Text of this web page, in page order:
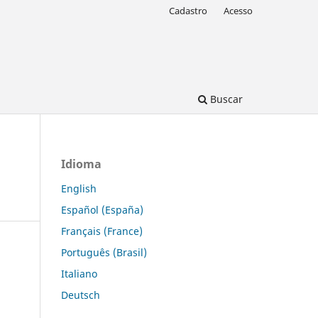
Buscar
Cadastro Acesso
Idioma
English
Español (España)
Français (France)
Português (Brasil)
Italiano
Deutsch